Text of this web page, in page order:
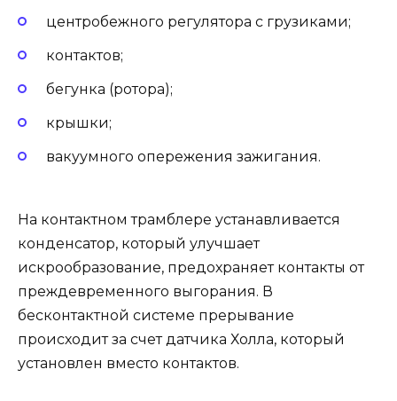
центробежного регулятора с грузиками;
контактов;
бегунка (ротора);
крышки;
вакуумного опережения зажигания.
На контактном трамблере устанавливается
конденсатор, который улучшает
искрообразование, предохраняет контакты от
преждевременного выгорания. В
бесконтактной системе прерывание
происходит за счет датчика Холла, который
установлен вместо контактов.